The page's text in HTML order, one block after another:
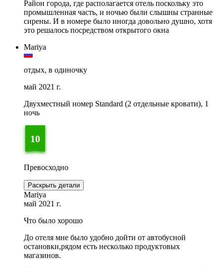
Район города, где располагается отель поскольку это
промышленная часть, и ночью были слышны странные
сирены. И в номере было иногда довольно душно, хотя
это решалось посредством открытого окна
Mariya
отдых, в одиночку
май 2021 г.
Двухместный номер Standard (2 отдельные кровати), 1
ночь
10
Превосходно
Раскрыть детали
Mariya
май 2021 г.
Что было хорошо
До отеля мне было удобно дойти от автобусной
остановки,рядом есть несколько продуктовых
магазинов.